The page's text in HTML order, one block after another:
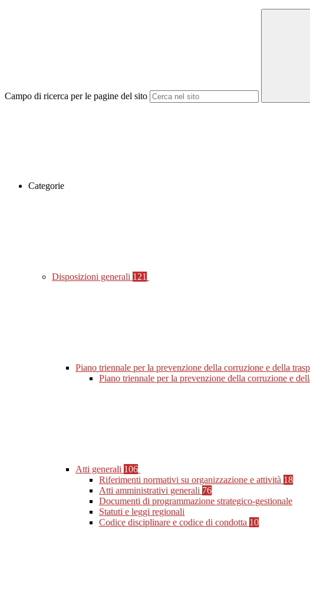
Campo di ricerca per le pagine del sito
Categorie
Disposizioni generali 121
Piano triennale per la prevenzione della corruzione e della
Piano triennale per la prevenzione della corruzione e
Atti generali 106
Riferimenti normativi su organizzazione e attività 18
Atti amministrativi generali 76
Documenti di programmazione strategico-gestionale
Statuti e leggi regionali
Codice disciplinare e codice di condotta 10